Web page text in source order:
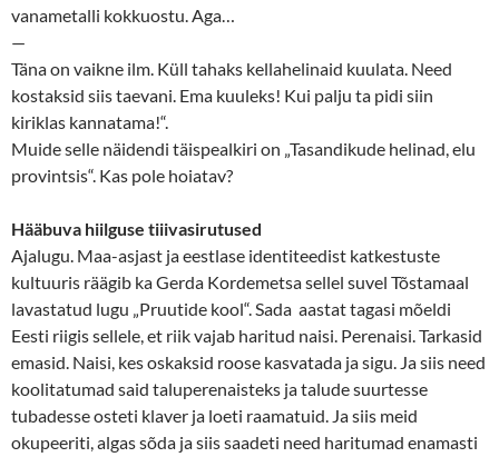
vanametalli kokkuostu. Aga…
—
Täna on vaikne ilm. Küll tahaks kellahelinaid kuulata. Need
kostaksid siis taevani. Ema kuuleks! Kui palju ta pidi siin
kiriklas kannatama!“.
Muide selle näidendi täispealkiri on „Tasandikude helinad, elu
provintsis“. Kas pole hoiatav?
Hääbuva hiilguse tiiivasirutused
Ajalugu. Maa-asjast ja eestlase identiteedist katkestuste
kultuuris räägib ka Gerda Kordemetsa sellel suvel Tõstamaal
lavastatud lugu „Pruutide kool“. Sada aastat tagasi mõeldi
Eesti riigis sellele, et riik vajab haritud naisi. Perenaisi. Tarkasid
emasid. Naisi, kes oskaksid roose kasvatada ja sigu. Ja siis need
koolitatumad said taluperenaisteks ja talude suurtesse
tubadesse osteti klaver ja loeti raamatuid. Ja siis meid
okupeeriti, algas sõda ja siis saadeti need haritumad enamasti